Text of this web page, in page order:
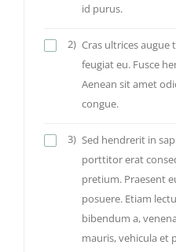
id purus.
2) Cras ultrices augue
feugiat eu. Fusce
Aenean sit amet
congue.
3) Sed hendrerit in
porttitor erat
pretium. Praesent
posuere. Etiam
bibendum a,
mauris, vehicula et